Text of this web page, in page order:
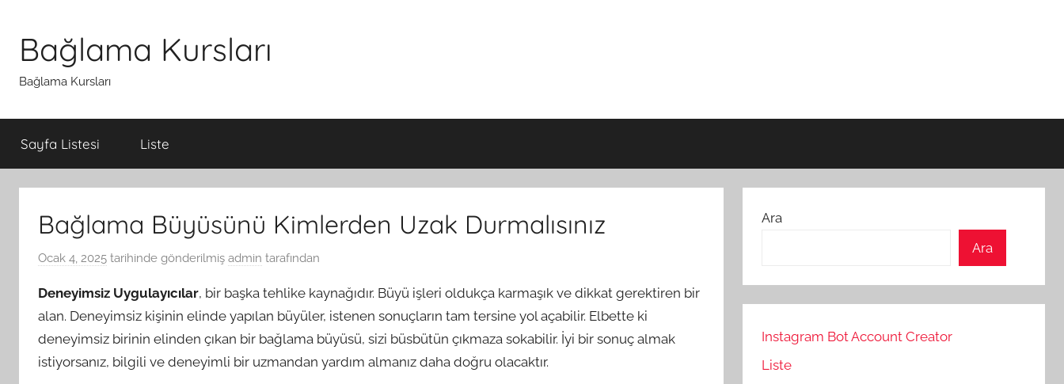
Bağlama Kursları
Bağlama Kursları
Sayfa Listesi Liste
Bağlama Büyüsünü Kimlerden Uzak Durmalısınız
Ocak 4, 2025 tarihinde gönderilmiş admin tarafından
Deneyimsiz Uygulayıcılar, bir başka tehlike kaynağıdır. Büyü işleri oldukça karmaşık ve dikkat gerektiren bir
alan. Deneyimsiz kişinin elinde yapılan büyüler, istenen sonuçların tam tersine yol açabilir. Elbette ki
deneyimsiz birinin elinden çıkan bir bağlama büyüsü, sizi büsbütün çıkmaza sokabilir. İyi bir sonuç almak
istiyorsanız, bilgili ve deneyimli bir uzmandan yardım almanız daha doğru olacaktır.
Ara
Ara
Instagram Bot Account Creator
Liste